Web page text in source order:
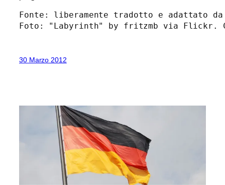
Fonte: liberamente tradotto e adattato
Foto: "Labyrinth" by fritzmb via Flickr.
30 Marzo 2012